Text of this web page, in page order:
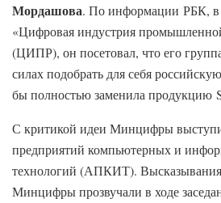
Мордашова. По информации РБК, в
«Цифровая индустрия
(ЦИПР), он посетовал, что его
силах подобрать для себя
бы полностью заменила продукцию
С критикой идеи Минцифры
предприятий компьютерных и
технологий (АПКИТ).
Минцифры прозвучали в ходе